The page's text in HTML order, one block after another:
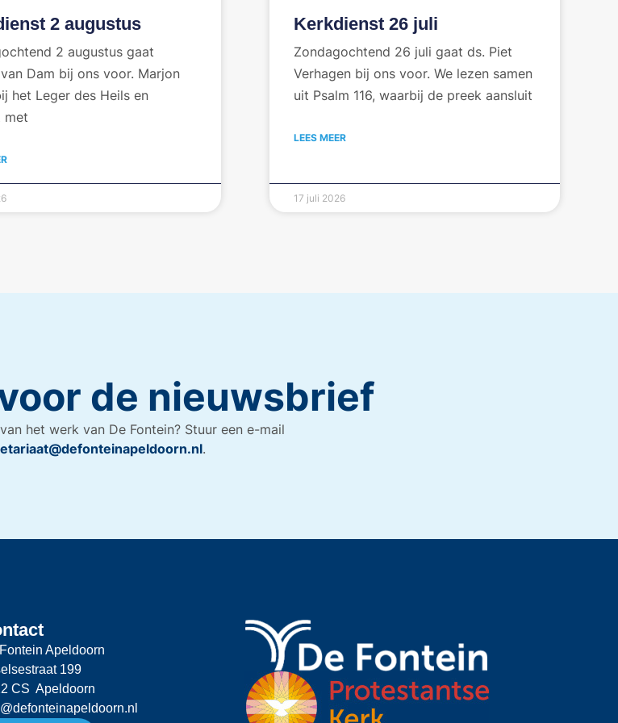
2 augustus
2 augustus gaat
Dam bij ons voor. Marjon
het Leger des Heils en
met
Kerkdienst 26 juli
Zondagochtend 26 juli gaat ds. Piet
Verhagen bij ons voor. We lezen samen
uit Psalm 116, waarbij de preek aansluit
LEES MEER
17 juli 2026
de nieuwsbrief
het werk van De Fontein? Stuur een e-mail
.
Apeldoorn
199
CS Apeldoorn